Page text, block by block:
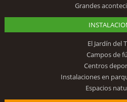
Grandes
El Jardín del
Campos de
Centros
Instalaciones en
Espacios